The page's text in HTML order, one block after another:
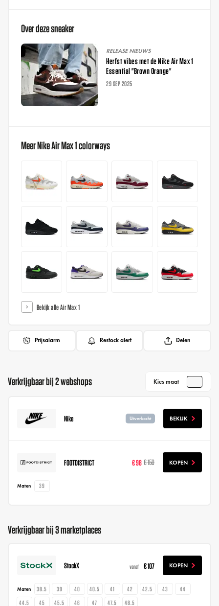
Over deze sneaker
RELEASE NIEUWS
Herfst vibes met de Nike Air Max 1
Essential "Brown Orange"
29 SEP 2025
Meer Nike Air Max 1 colorways
Bekijk alle Air Max 1
Prijsalarm Restock alert Delen
Verkrijgbaar bij 2 webshops Kies maat
Nike Uitverkocht BEKIJK
FOOTDISTRICT € 98 € 150 KOPEN
Maten 39
Verkrijgbaar bij 3 marketplaces
StockX vanaf € 107 KOPEN
Maten 38.5 39 40 40.5 41 42 42.5 43
44
44.5
45 45.5 46 47 47.5 48.5